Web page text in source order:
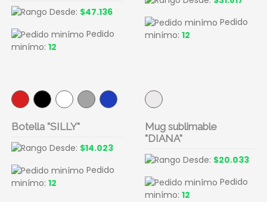
Desde: $47.136
Pedido
minímo: 12
Pedido
minímo: 12
Botella "SILLY"
Desde: $14.023
Pedido
minímo: 12
Mug sublimable
"DIANA"
Desde: $20.033
Pedido
minímo: 12